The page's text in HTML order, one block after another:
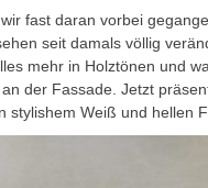
fast daran vorbei
seit damals völlig
mehr in Holztönen und
der Fassade. Jetzt
stylishem Weiß und hellen